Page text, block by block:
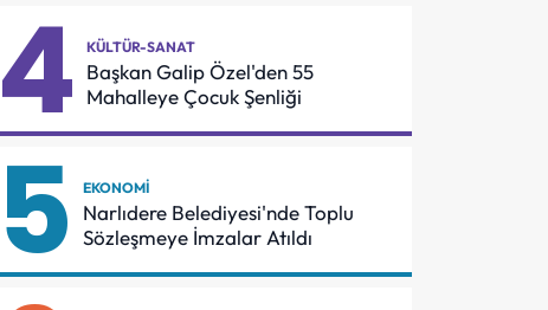
4 KÜLTÜR-SANAT
Başkan Galip Özel'den 55
Mahalleye Çocuk Şenliği
5 EKONOMI
Narlıdere Belediyesi'nde Toplu
Sözleşmeye İmzalar Atıldı